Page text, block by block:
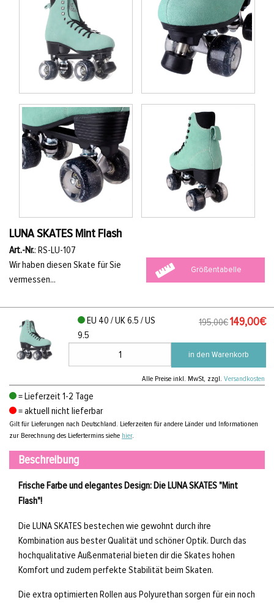
LUNA SKATES Mint Flash
Art.-Nr.: RS-LU-107
Wir haben diesen Skate für Sie
vermessen...
Größentabelle
EU 40 / UK 6.5 / US
9.5
195,00€149,00€
in den Warenkorb
Alle Preiseinkl. MwSt, zzgl. Versandkosten
= Lieferzeit 1-2 Tage
= aktuell nicht lieferbar
Gilt für Lieferungen nach Deutschland. Lieferzeiten für andere Länder und Informationen
zur Berechnung des Liefertermins siehe hier.
Beschreibung
Frische Farbe und elegantes Design: Die LUNA SKATES "Mint
Flash"!
Die LUNA SKATES bestechen wie gewohnt durch ihre
Kombination aus bester Qualität und schöner Optik. Durch das
hochqualitative Außenmaterial bieten dir die Skates hohen
Komfort und zudem perfekte Stabilität beim Skaten.
Die extra optimierten Rollen aus Polyurethan sorgen für ein noch